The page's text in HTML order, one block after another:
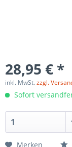
28,95 € *
inkl. MwSt.zzgl.
Sofort
Merken